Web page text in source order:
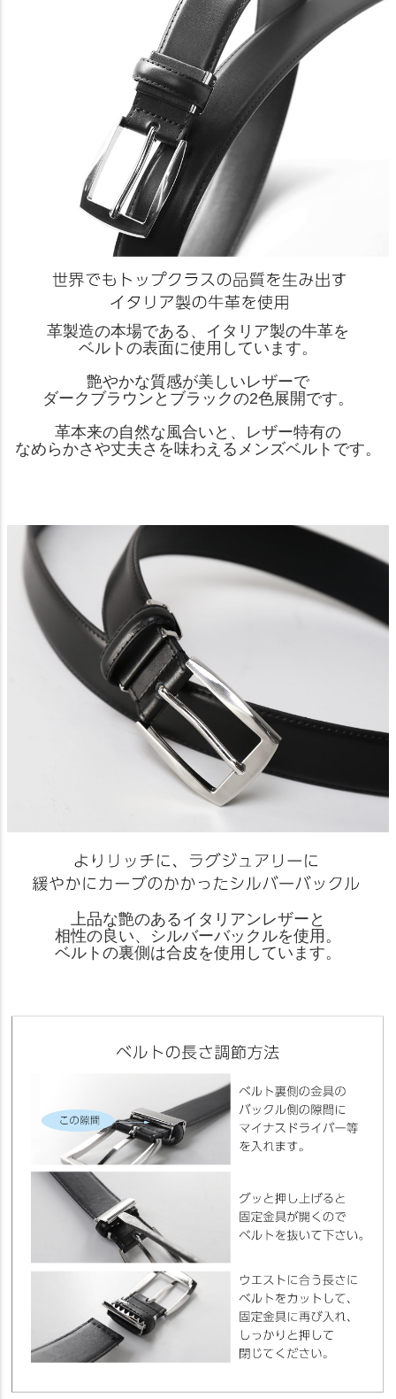
革製造の本場である、イタリア製の牛革を
ベルトの表面に使用しています。
艶やかな質感が美しいレザーで
ダークブラウンとブラックの2色展開です。
革本来の自然な風合いと、レザー特有の
なめらかさや丈夫さを味わえるメンズベルトです。
上品な艶のあるイタリアンレザーと
相性の良い、シルバーバックルを使用。
ベルトの裏側は合皮を使用しています。